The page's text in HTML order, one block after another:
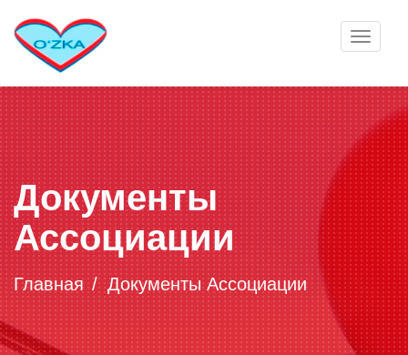
Toggle
Документы
Ассоциации
Главная Документы Ассоциации